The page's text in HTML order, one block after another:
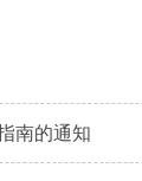
南的通知